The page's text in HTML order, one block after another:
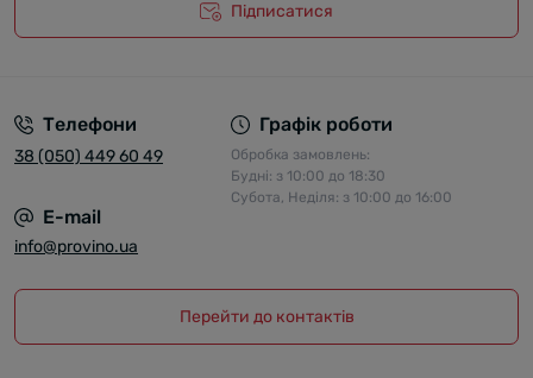
Підписатися
Телефони
38 (050) 449 60 49
Графік роботи
Обробка замовлень:
Будні: з 10:00 до 18:30
Субота, Неділя: з 10:00 до 16:00
E-mail
info@provino.ua
Перейти до контактів